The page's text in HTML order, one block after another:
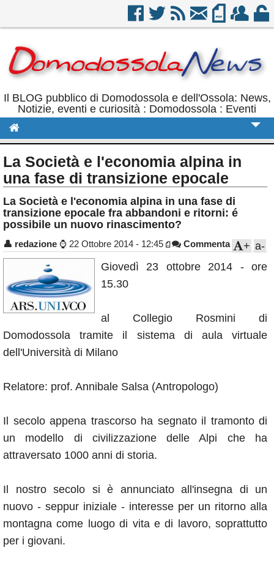
Il BLOG pubblico di Domodossola e dell'Ossola: News,
Notizie, eventi e curiosità : Domodossola : Eventi
Politica
Sport
Eventi
Rubriche
Calendario
Annunci
La Società e l'economia alpina in
una fase di transizione epocale
La Società e l'economia alpina in una fase di
transizione epocale fra abbandoni e ritorni: é
possibile un nuovo rinascimento?
👤 redazione ⌚ 22 Ottobre 2014 - 12:45 Commenta a-
+
Giovedì 23 ottobre 2014 - ore
15.30
al Collegio Rosmini di
Domodossola tramite il sistema di aula virtuale
dell'Università di Milano
Relatore: prof. Annibale Salsa (Antropologo)
Il secolo appena trascorso ha segnato il tramonto di
un modello di civilizzazione delle Alpi che ha
attraversato 1000 anni di storia.
Il nostro secolo si è annunciato all'insegna di un
nuovo - seppur iniziale - interesse per un ritorno alla
montagna come luogo di vita e di lavoro, soprattutto
per i giovani.